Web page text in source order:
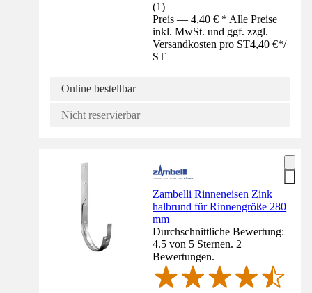
(1)
Preis — 4,40 € * Alle Preise
inkl. MwSt. und ggf. zzgl.
Versandkosten pro ST4,40 €*/
ST
Online bestellbar
Nicht reservierbar
Zambelli Rinneneisen Zink
halbrund für Rinnengröße 280
mm
Durchschnittliche Bewertung:
4.5 von 5 Sternen. 2
Bewertungen.